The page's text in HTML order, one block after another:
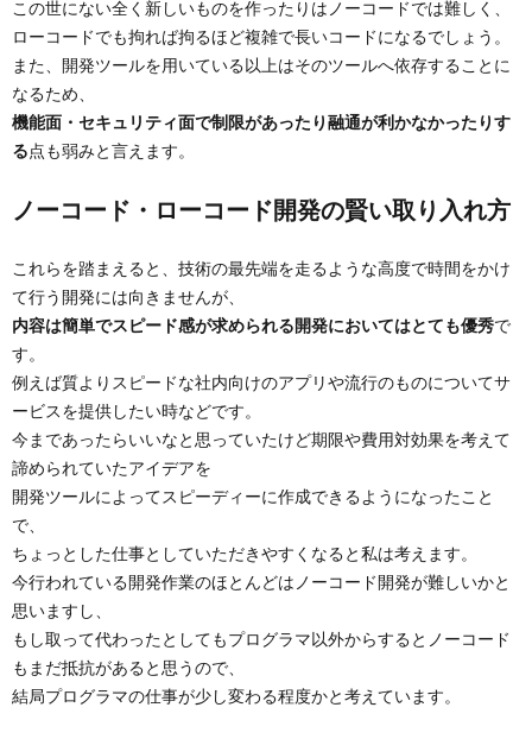
この世にない全く新しいものを作ったりはノーコードでは難しく、
ローコードでも拘れば拘るほど複雑で長いコードになるでしょう。
また、開発ツールを用いている以上はそのツールへ依存することに
なるため、
機能面・セキュリティ面で制限があったり融通が利かなかったりす
る点も弱みと言えます。
ノーコード・ローコード開発の賢い取り入れ方
これらを踏まえると、技術の最先端を走るような高度で時間をかけ
て行う開発には向きませんが、
内容は簡単でスピード感が求められる開発においてはとても優秀で
す。
例えば質よりスピードな社内向けのアプリや流行のものについてサ
ービスを提供したい時などです。
今まであったらいいなと思っていたけど期限や費用対効果を考えて
諦められていたアイデアを
開発ツールによってスピーディーに作成できるようになったこと
で、
ちょっとした仕事としていただきやすくなると私は考えます。
今行われている開発作業のほとんどはノーコード開発が難しいかと
思いますし、
もし取って代わったとしてもプログラマ以外からするとノーコード
もまだ抵抗があると思うので、
結局プログラマの仕事が少し変わる程度かと考えています。